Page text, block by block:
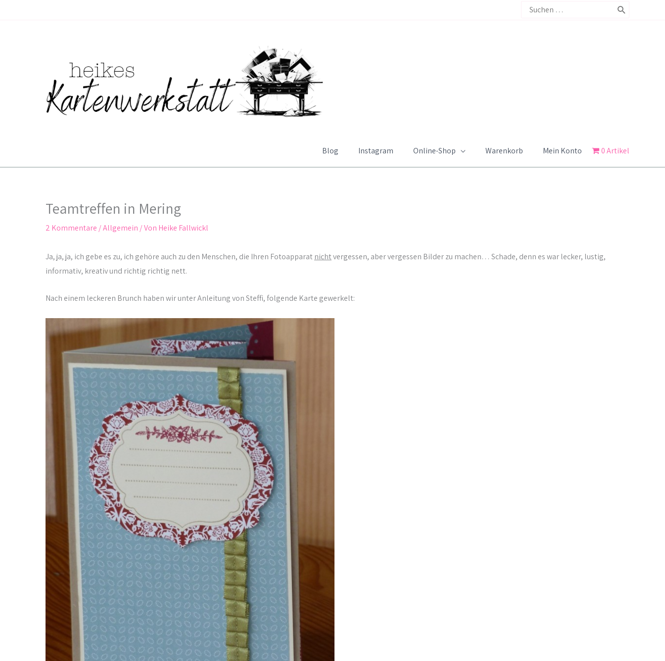
Search
Blog Instagram Online-Shop Warenkorb Mein Konto 0 Artikel
Teamtreffen in Mering
2 Kommentare /Allgemein / Von Heike Fallwickl
Ja, ja, ja, ich gebe es zu, ich gehöre auch zu den Menschen, die Ihren Fotoapparatnichtvergessen, aber vergessen Bilder zu machen… Schade, denn es war lecker, lustig,
informativ, kreativ und richtig richtig nett.
Nach einem leckeren Brunch haben wir unter Anleitung von Steffi, folgende Karte gewerkelt: